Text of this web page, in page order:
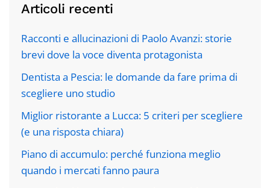
Articoli recenti
Racconti e allucinazioni di Paolo Avanzi: storie
brevi dove la voce diventa protagonista
Dentista a Pescia: le domande da fare prima di
scegliere uno studio
Miglior ristorante a Lucca: 5 criteri per scegliere
(e una risposta chiara)
Piano di accumulo: perché funziona meglio
quando i mercati fanno paura